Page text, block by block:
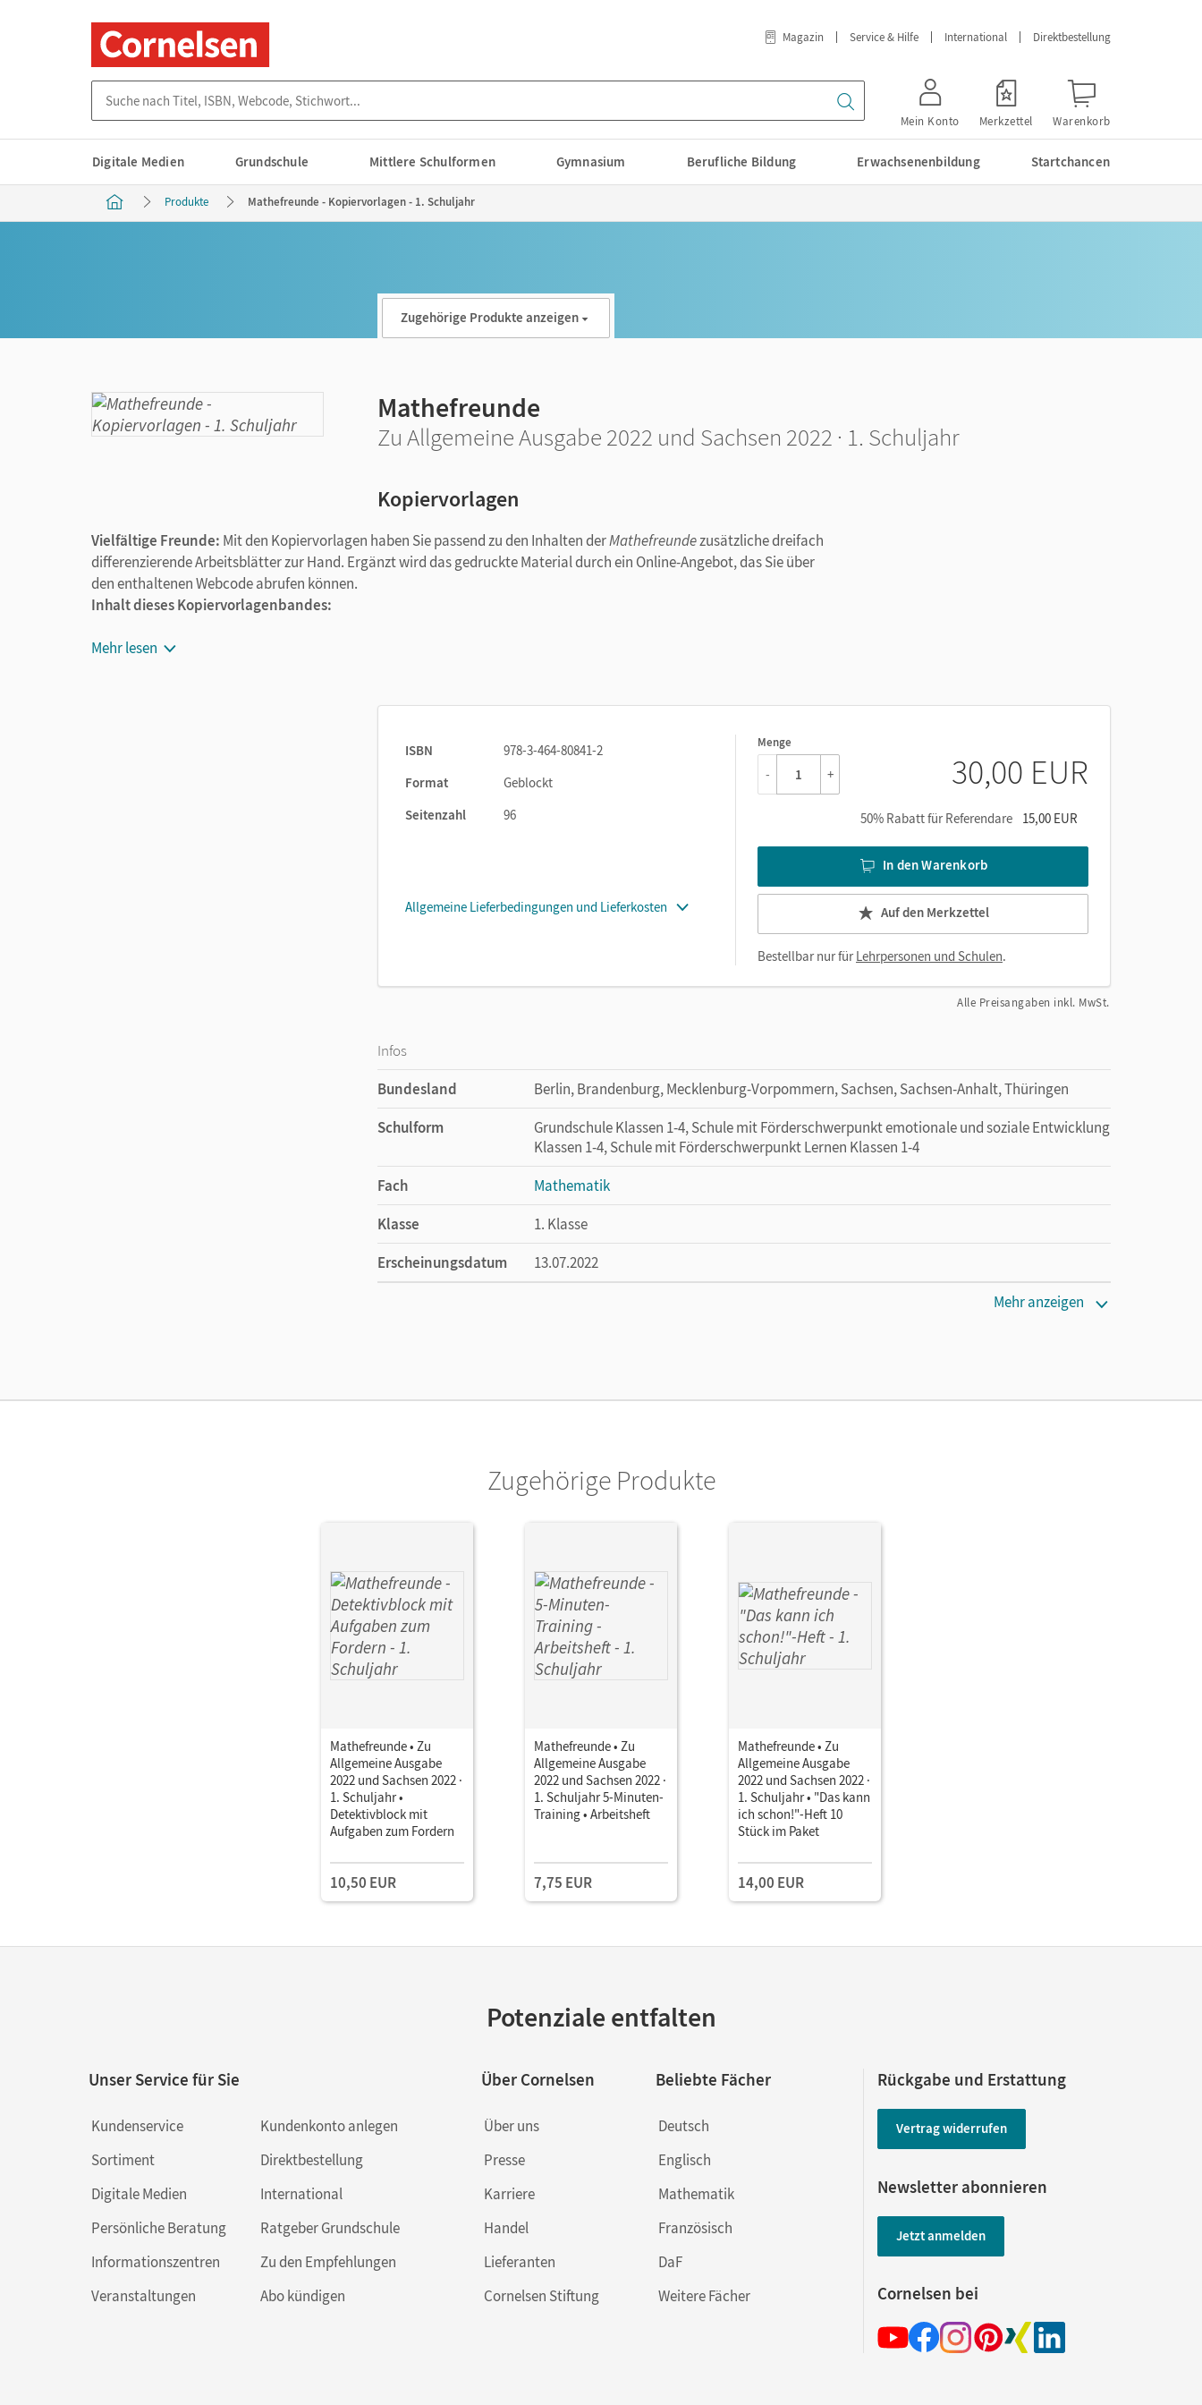
Magazin Service & Hilfe International Direktbestellung
Mein Konto Merkzettel Warenkorb
Digitale Medien Grundschule Mittlere Schulformen Gymnasium Berufliche Bildung Erwachsenenbildung Startchancen
Produkte Mathefreunde - Kopiervorlagen - 1. Schuljahr
Zugehörige Produkte anzeigen
Mathefreunde
Zu Allgemeine Ausgabe 2022 und Sachsen 2022 · 1. Schuljahr
Kopiervorlagen
Vielfältige Freunde: Mit den Kopiervorlagen haben Sie passend zu den Inhalten derMathefreundezusätzliche dreifach
differenzierende Arbeitsblätter zur Hand. Ergänzt wird das gedruckte Material durch ein Online-Angebot, das Sie über
den enthaltenen Webcode abrufen können.
Inhalt dieses Kopiervorlagenbandes:
Gedruckte Kopiervorlagen auf der mittleren Schwierigkeitsstufe 2
Mehr lesen
ISBN
978-3-464-80841-2
Format
Geblockt
Seitenzahl
96
Allgemeine Lieferbedingungen und Lieferkosten
Menge
1
- + 30,00 EUR
50% Rabatt für Referendare 15,00 EUR
In den Warenkorb
Auf den Merkzettel
Bestellbar nur fürLehrpersonen und Schulen.
Alle Preisangaben inkl. MwSt.
Infos
Bundesland
Berlin, Brandenburg, Mecklenburg-Vorpommern, Sachsen, Sachsen-Anhalt, Thüringen
Schulform
Grundschule Klassen 1-4, Schule mit Förderschwerpunkt emotionale und soziale Entwicklung
Klassen 1-4, Schule mit Förderschwerpunkt Lernen Klassen 1-4
Fach
Mathematik
Klasse
1. Klasse
Erscheinungsdatum
13.07.2022
Mehr anzeigen
Zugehörige Produkte
Mathefreunde • Zu
Allgemeine Ausgabe
2022 und Sachsen 2022 ·
1. Schuljahr •
Detektivblock mit
Aufgaben zum Fordern
10,50 EUR
Mathefreunde • Zu
Allgemeine Ausgabe
2022 und Sachsen 2022 ·
1. Schuljahr 5-Minuten-
Training • Arbeitsheft
7,75 EUR
Mathefreunde • Zu
Allgemeine Ausgabe
2022 und Sachsen 2022 ·
1. Schuljahr • "Das kann
ich schon!"-Heft 10
Stück im Paket
14,00 EUR
Potenziale entfalten
Unser Service für Sie
Kundenservice
Sortiment
Digitale Medien
Persönliche Beratung
Informationszentren
Veranstaltungen
Kundenkonto anlegen
Direktbestellung
International
Ratgeber Grundschule
Zu den Empfehlungen
Abo kündigen
Über Cornelsen
Über uns
Presse
Karriere
Handel
Lieferanten
Cornelsen Stiftung
Beliebte Fächer
Deutsch
Englisch
Mathematik
Französisch
DaF
Weitere Fächer
Rückgabe und Erstattung
Vertrag widerrufen
Newsletter abonnieren
Jetzt anmelden
Cornelsen bei